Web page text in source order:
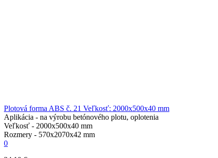
Plotová forma ABS č. 21 Veľkosť: 2000x500x40 mm
Aplikácia - na výrobu betónového plotu, oplotenia
Veľkosť - 2000х500х40 mm
Rozmery - 570х2070х42 mm
0